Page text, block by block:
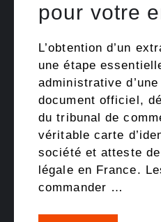
pour votre
L’obtention d’un
une étape
administrative
document officiel,
du tribunal de
véritable carte
société et atteste
légale en France.
commander …